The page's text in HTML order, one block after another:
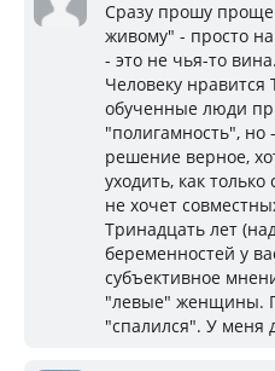
Сразу прошу
живому" - просто
- это не чья-то
Человеку
обученные люди
"полигамность", но
решение верное,
уходить, как
не хочет
Тринадцать лет
беременностей у
субъективное
"левые" женщины.
"спалился". У меня